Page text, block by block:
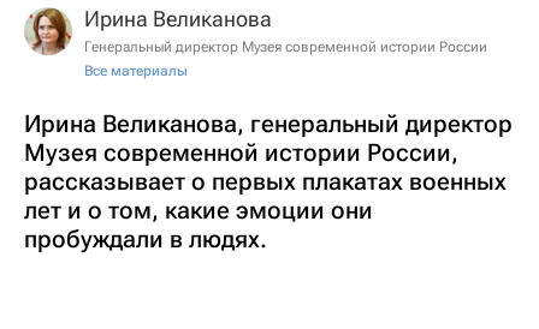
Ирина Великанова
Генеральный директор Музея современной истории России
Все материалы
Ирина Великанова, генеральный директор
Музея современной истории России,
рассказывает о первых плакатах военных
лет и о том, какие эмоции они
пробуждали в людях.